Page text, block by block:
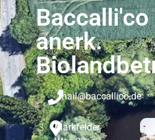
Baccalli'co
anerk.
mail@baccallico.de
Markfelder